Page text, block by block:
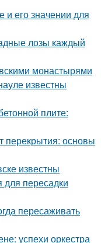
и его значении для
лозы каждый
монастырями
известны
плите:
перекрытия: основы
известны
пересадки
пересаживать
успехи оркестра